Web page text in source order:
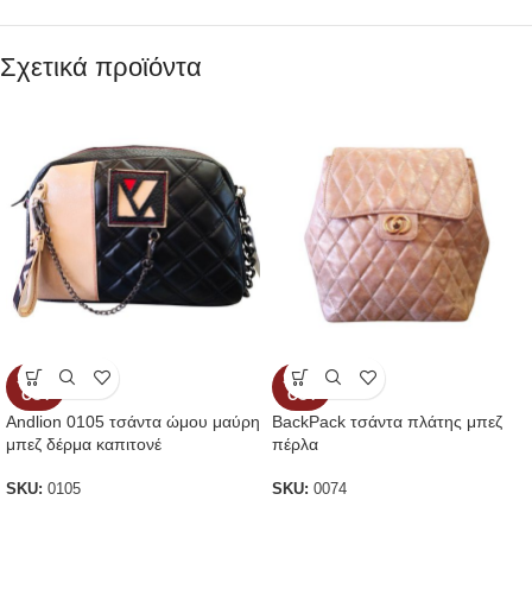
Σχετικά προϊόντα
SOLD
OUT
Andlion 0105 τσάντα ώμου μαύρη
μπεζ δέρμα καπιτονέ
SKU: 0105
SOLD
OUT
BackPack τσάντα πλάτης μπεζ
πέρλα
SKU: 0074